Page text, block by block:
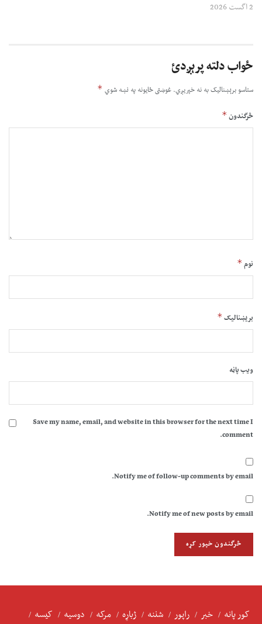
2 اگست 2026
ځواب دلته پرېږدئ
ستاسو برېښناليک به نه خپريږي.غوښتى ځایونه په نښه شوي *
څرگندون*
نوم*
بریښنالیک*
ویب پاڼه
Save my name, email, and website in this browser for the next time I
comment.
Notify me of follow-up comments by email.
Notify me of new posts by email.
کور پانه خبر راپور شننه ژباړه مرکه دوسیه
کیسه